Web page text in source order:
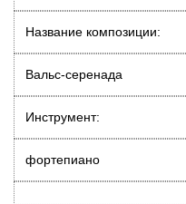
Название композиции:
Вальс-серенада
Инструмент:
фортепиано